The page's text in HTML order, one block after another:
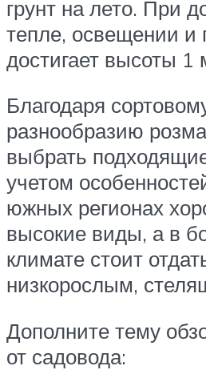
грунт на лето. При
тепле, освещении и
достигает высоты 1
Благодаря
разнообразию
выбрать
учетом
южных регионах
высокие виды, а в
климате стоит
низкорослым,
Дополните тему
от садовода: